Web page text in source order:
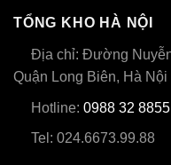
TỔNG KHO HÀ NỘI
Địa chỉ: Đường
Quận Long Biên, Hà Nội
Hotline: 0988 32 8855
Tel: 024.6673.99.88